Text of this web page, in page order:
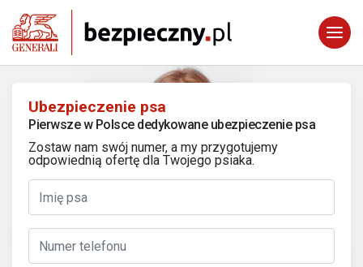
Ubezpieczenie psa
Pierwsze w Polsce dedykowane ubezpieczenie psa
Zostaw nam swój numer, a my przygotujemy
odpowiednią ofertę dla Twojego psiaka.